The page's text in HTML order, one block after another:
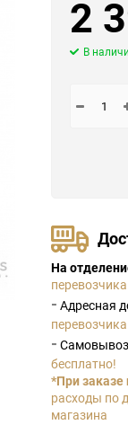
2
В
На
перевозчика
- Адресная
перевозчика
-
бесплатно!
*При заказе
расходы по
магазина